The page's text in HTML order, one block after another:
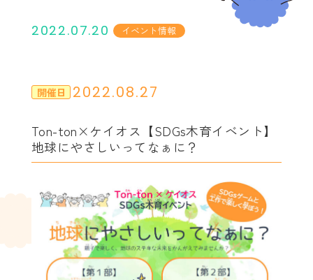
2022.07.20 イベント情報
開催日 2022.08.27
Ton-ton×ケイオス【SDGs木育イベント】
地球にやさしいってなぁに？